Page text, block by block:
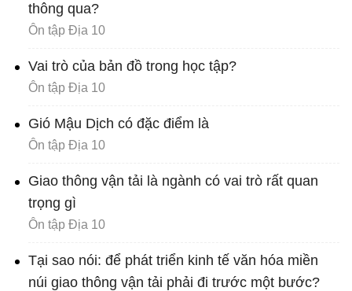
thông qua?
Ôn tập Địa 10
Vai trò của bản đồ trong học tập?
Ôn tập Địa 10
Gió Mậu Dịch có đặc điểm là
Ôn tập Địa 10
Giao thông vận tải là ngành có vai trò rất quan
trọng gì
Ôn tập Địa 10
Tại sao nói: để phát triển kinh tế văn hóa miền
núi giao thông vận tải phải đi trước một bước?